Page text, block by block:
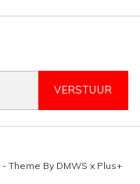
VERSTUUR
- Theme By DMWS x Plus+